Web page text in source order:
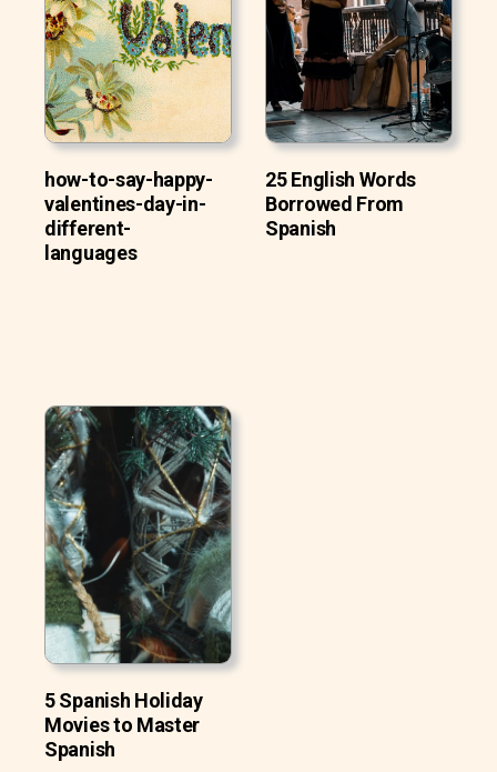
how-to-say-happy-
valentines-day-in-
different-
languages
25 English Words
Borrowed From
Spanish
5 Spanish Holiday
Movies to Master
Spanish